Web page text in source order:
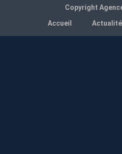
Copyright
Accueil